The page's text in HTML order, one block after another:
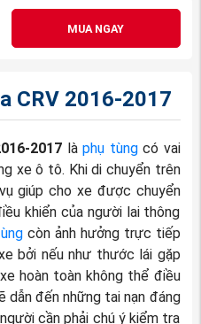
MUA NGAY
CRV 2016-2017
2017 làphụ tùng có vai
xe ô tô. Khi di chuyển trên
giúp cho xe được chuyển
khiển của người lai thông
còn ảnh hưởng trực tiếp
bởi nếu như thước lái gặp
hoàn toàn không thể điều
dẫn đến những tai nạn đáng
cần phải chú ý kiểm tra